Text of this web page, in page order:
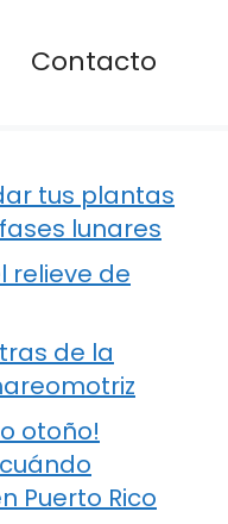
Contacto
tus plantas
lunares
relieve de
de la
otoño!
Puerto Rico